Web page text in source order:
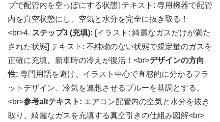
プで配管内を空っぽにする状態] テキスト: 専用機器で配管
内を真空状態にし、空気と水分を完全に抜き取る！
<br>4. ステップ3 (充填): [イラスト: 綺麗なガスだけが満た
された状態] テキスト: 不純物のない状態で規定量のガスを
正確に充填。新車時の冷えが復活！ <br>デザインの方向
性: 専門用語を避け、イラスト中心で直感的に分かるフラ
ットデザイン。冷気を連想させるブルーを基調とする。
<br>参考altテキスト: エアコン配管内の空気と水分を抜き
取り、綺麗なガスを充填する真空引きの仕組み図解<br>